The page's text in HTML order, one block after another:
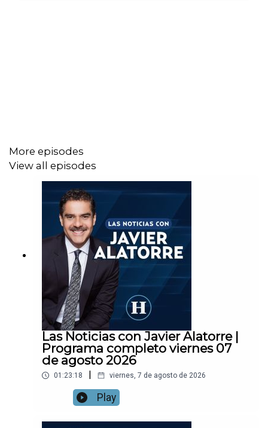
More episodes
View all episodes
Las Noticias con Javier Alatorre |
Programa completo viernes 07
de agosto 2026
01:23:18 viernes, 7 de agosto de 2026
Play